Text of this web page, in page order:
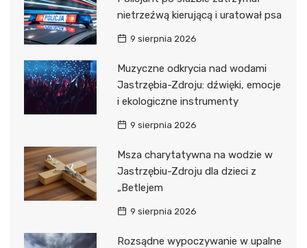
nietrzeźwą kierującą i uratował psa
9 sierpnia 2026
Muzyczne odkrycia nad wodami
Jastrzębia-Zdroju: dźwięki, emocje
i ekologiczne instrumenty
9 sierpnia 2026
Msza charytatywna na wodzie w
Jastrzębiu-Zdroju dla dzieci z
„Betlejem
9 sierpnia 2026
Rozsądne wypoczywanie w upalne